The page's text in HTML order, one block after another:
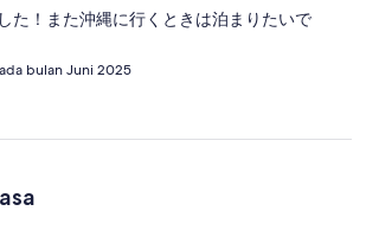
た！また沖縄に行くときは泊まりたいで
bulan Juni 2025